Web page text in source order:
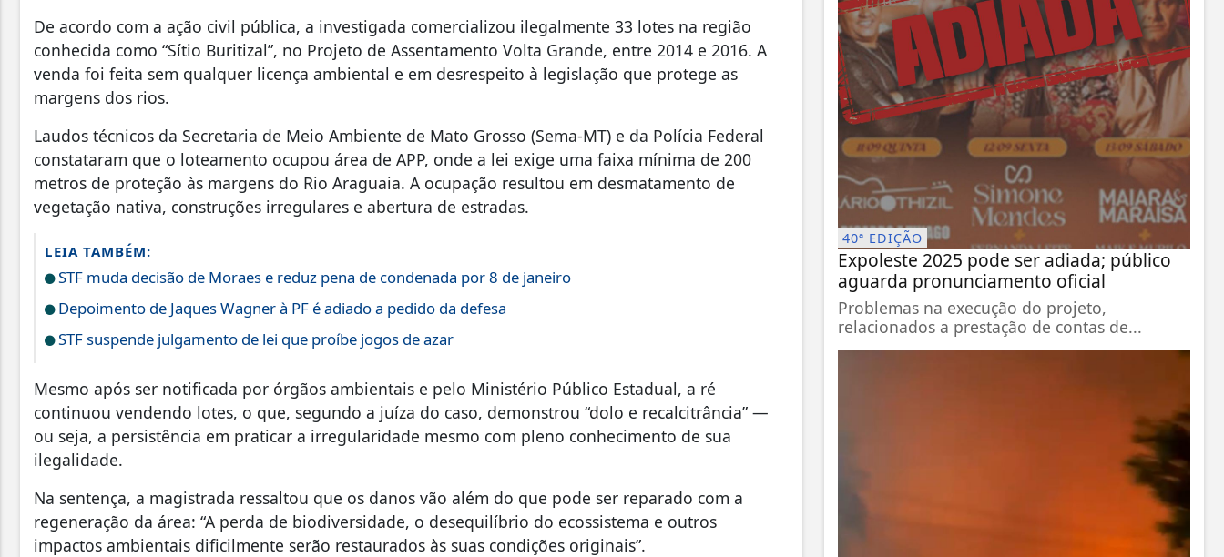
De acordo com a ação civil pública, a investigada comercializou ilegalmente 33 lotes na região
conhecida como “Sítio Buritizal”, no Projeto de Assentamento Volta Grande, entre 2014 e 2016. A
venda foi feita sem qualquer licença ambiental e em desrespeito à legislação que protege as
margens dos rios.
Laudos técnicos da Secretaria de Meio Ambiente de Mato Grosso (Sema-MT) e da Polícia Federal
constataram que o loteamento ocupou área de APP, onde a lei exige uma faixa mínima de 200
metros de proteção às margens do Rio Araguaia. A ocupação resultou em desmatamento de
vegetação nativa, construções irregulares e abertura de estradas.
LEIA TAMBÉM:
STF muda decisão de Moraes e reduz pena de condenada por 8 de janeiro
Depoimento de Jaques Wagner à PF é adiado a pedido da defesa
STF suspende julgamento de lei que proíbe jogos de azar
Mesmo após ser notificada por órgãos ambientais e pelo Ministério Público Estadual, a ré
continuou vendendo lotes, o que, segundo a juíza do caso, demonstrou “dolo e recalcitrância” —
ou seja, a persistência em praticar a irregularidade mesmo com pleno conhecimento de sua
ilegalidade.
Na sentença, a magistrada ressaltou que os danos vão além do que pode ser reparado com a
regeneração da área: “A perda de biodiversidade, o desequilíbrio do ecossistema e outros
impactos ambientais dificilmente serão restaurados às suas condições originais”.
40ª EDIÇÃO
Expoleste 2025 pode ser adiada; público
aguarda pronunciamento oficial
Problemas na execução do projeto,
relacionados a prestação de contas de...